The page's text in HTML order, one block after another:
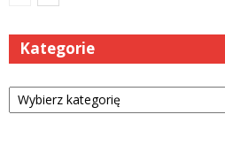
Kategorie
Kategorie